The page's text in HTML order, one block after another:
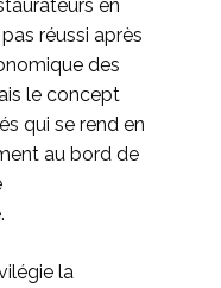
en
réussi après
des
le concept
qui se rend en
au bord de
la